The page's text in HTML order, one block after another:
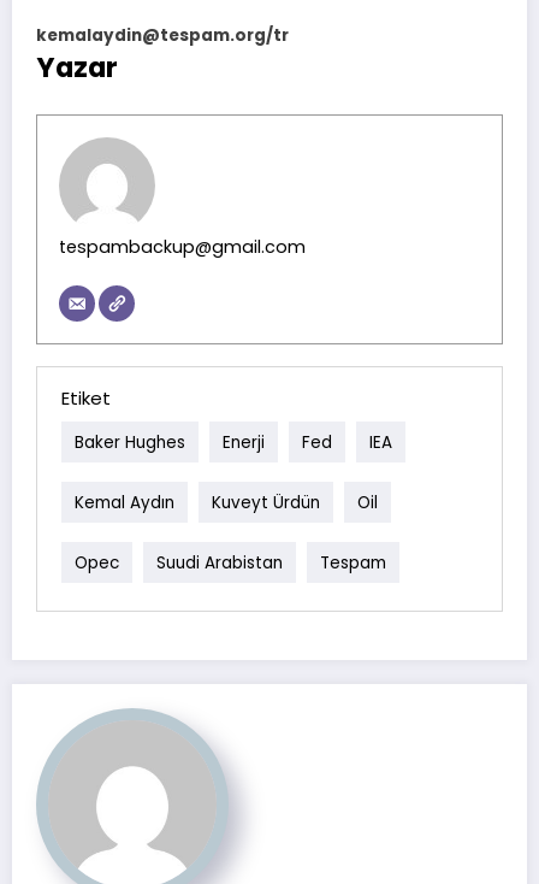
kemalaydin@tespam.org/tr
Yazar
tespambackup@gmail.com
Etiket
Baker Hughes Enerji Fed IEA
Kemal Aydın Kuveyt Ürdün Oil
Opec Suudi Arabistan Tespam